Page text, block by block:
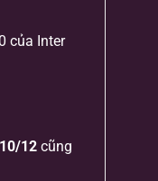
của Inter
12 cũng